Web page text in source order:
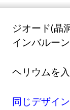
ジオード(晶
インバルーン
ヘリウムを
同じデザイ